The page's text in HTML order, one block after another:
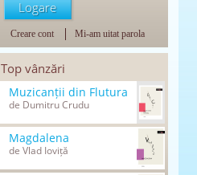
Creare cont Mi-am uitat parola
Top vânzări
Muzicanții din Flutura
de Dumitru Crudu
Magdalena
de Vlad Ioviță